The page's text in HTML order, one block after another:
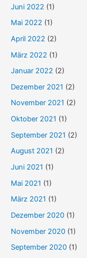
Juni 2022 (1)
Mai 2022 (1)
April 2022 (2)
März 2022 (1)
Januar 2022 (2)
Dezember 2021 (2)
November 2021 (2)
Oktober 2021 (1)
September 2021 (2)
August 2021 (2)
Juni 2021 (1)
Mai 2021 (1)
März 2021 (1)
Dezember 2020 (1)
November 2020 (1)
September 2020 (1)